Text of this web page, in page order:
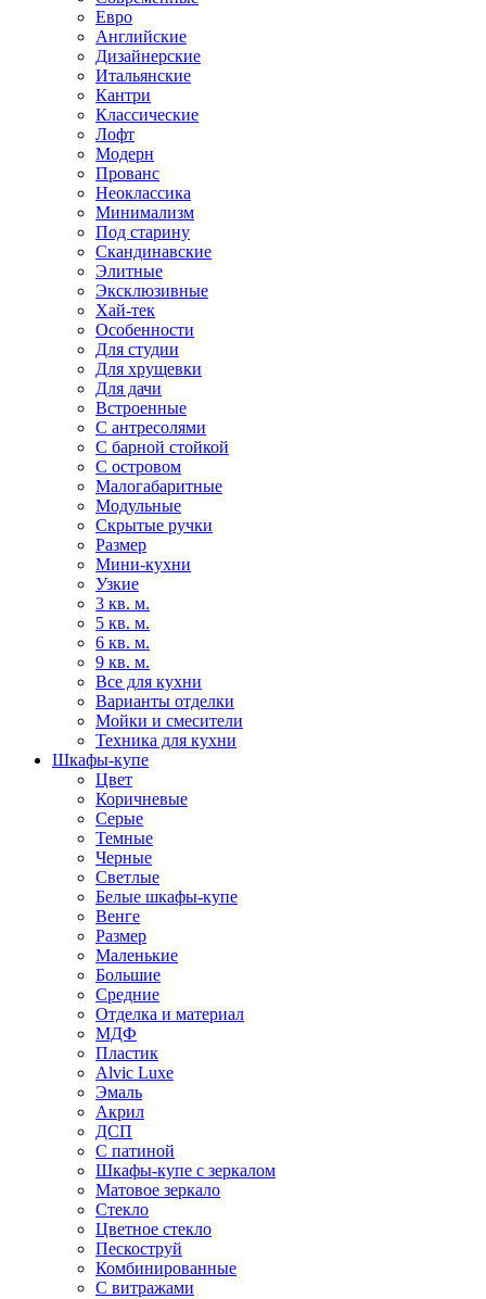
Евро
Английские
Дизайнерские
Итальянские
Кантри
Классические
Лофт
Модерн
Прованс
Неоклассика
Минимализм
Под старину
Скандинавские
Элитные
Эксклюзивные
Хай-тек
Особенности
Для студии
Для хрущевки
Для дачи
Встроенные
С антресолями
С барной стойкой
С островом
Малогабаритные
Модульные
Скрытые ручки
Размер
Мини-кухни
Узкие
3 кв. м.
5 кв. м.
6 кв. м.
9 кв. м.
Все для кухни
Варианты отделки
Мойки и смесители
Техника для кухни
Шкафы-купе
Цвет
Коричневые
Серые
Темные
Черные
Светлые
Белые шкафы-купе
Венге
Размер
Маленькие
Большие
Средние
Отделка и материал
МДФ
Пластик
Alvic Luxe
Эмаль
Акрил
ДСП
С патиной
Шкафы-купе с зеркалом
Матовое зеркало
Стекло
Цветное стекло
Пескоструй
Комбинированные
С витражами